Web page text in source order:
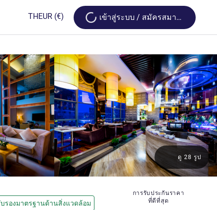
THEUR (€) Loading...
เข้าสู่ระบบ / สมัครสมาชิก
รองมาตรฐานด้านสิ่งแวดล้อม
การรับประกันราคา
ที่ดีที่สุด
ดู 28 รูป